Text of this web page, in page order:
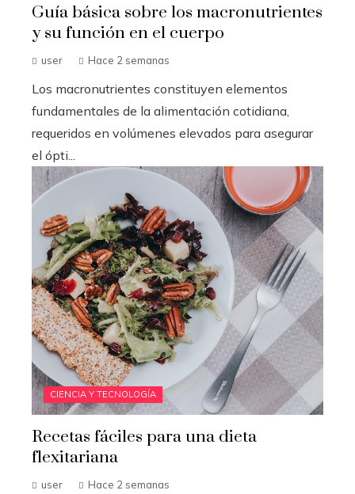
Guía básica sobre los macronutrientes
y su función en el cuerpo
user Hace 2 semanas
Los macronutrientes constituyen elementos
fundamentales de la alimentación cotidiana,
requeridos en volúmenes elevados para asegurar
el ópti...
CIENCIA Y TECNOLOGÍA
Recetas fáciles para una dieta
flexitariana
user Hace 2 semanas